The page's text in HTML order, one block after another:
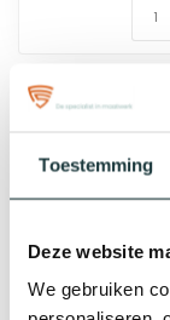
Toestemming
Deze website
We gebruiken